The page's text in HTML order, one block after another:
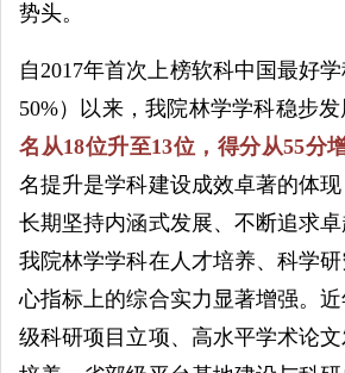
势头。
自2017年首次上榜软科中国最好
50%）以来，我院林学学科稳步发
名从18位升至13位， 得分从55分
名提升是学科建设成效卓著的体现
长期坚持内涵式发展、不断追求卓
我院林学学科在人才培养、科学研
心指标上的综合实力显著增强。
级科研项目立项、高水平学术论